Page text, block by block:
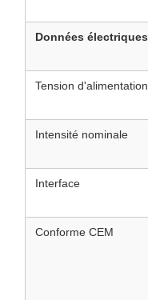
Données électriques
Tension d'alimentation
Intensité nominale
Interface
Conforme CEM